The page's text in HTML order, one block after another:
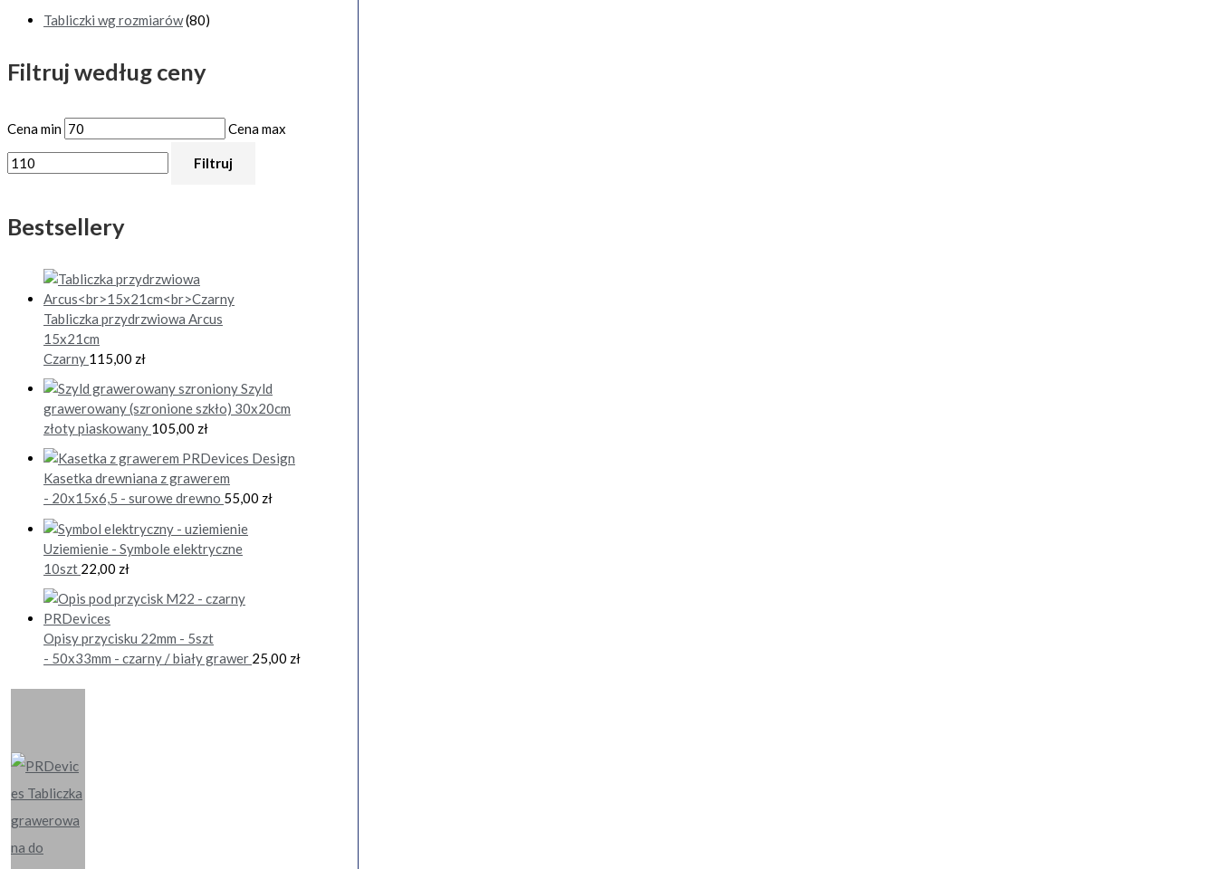
Tabliczki wg rozmiarów(80)
Filtruj według ceny
Cena min Cena max
Filtruj
Bestsellery
Tabliczka przydrzwiowa Arcus
15x21cm
Czarny 115,00 zł
Szyld
grawerowany (szronione szkło) 30x20cm
złoty piaskowany 105,00 zł
Kasetka drewniana z grawerem
- 20x15x6,5 - surowe drewno 55,00 zł
Uziemienie - Symbole elektryczne
10szt 22,00 zł
Opisy przycisku 22mm - 5szt
- 50x33mm - czarny / biały grawer 25,00 zł